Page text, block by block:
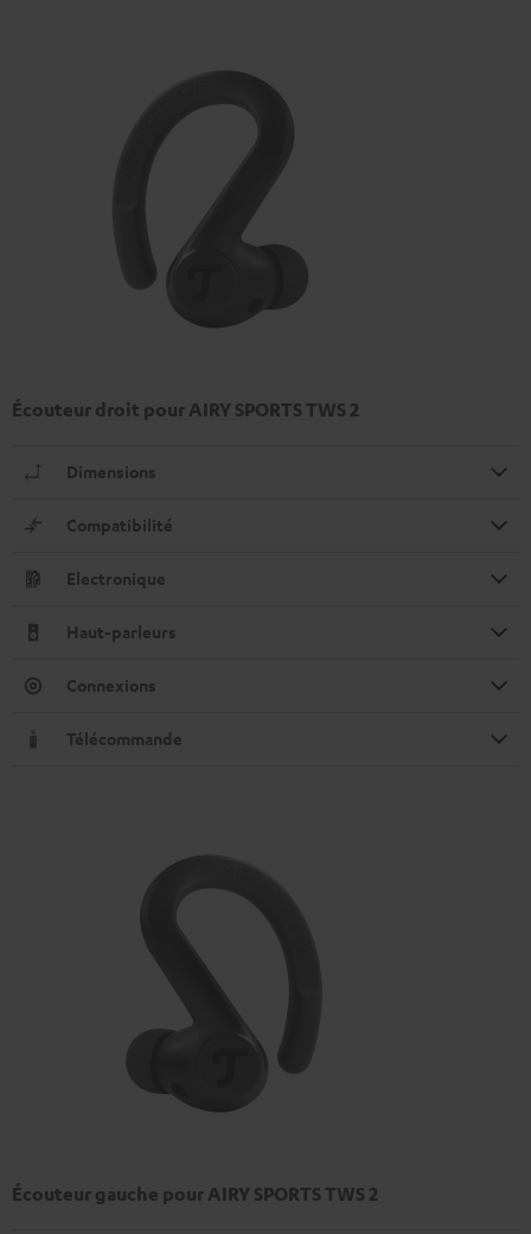
Écouteur droit pour AIRY SPORTS TWS 2
Dimensions
Compatibilité
Electronique
Haut-parleurs
Connexions
Télécommande
Écouteur gauche pour AIRY SPORTS TWS 2